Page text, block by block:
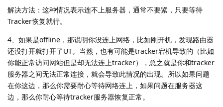
解决方法：这种情况表示连不上服务器，通常不要紧，只要等待
Tracker恢复就行。
4、如果是offline，那说明你没连上网络，比如刚开机，发现路由器
还没打开就打开了UT。当然，也有可能是tracker宕机导致的（比如
你能正常访问网站但是却无法连上tracker），总之就是你和tracker
服务器之间无法正常连接，就会导致此情况的出现。所以如果问题
在你这边，那么你需要耐心等待网络连上，如果问题在服务器这
边，那么你耐心等待tracker服务器恢复正常。